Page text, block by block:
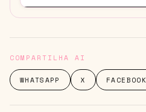
COMPARTILHA AI
WHATSAPP X FACEBOOK